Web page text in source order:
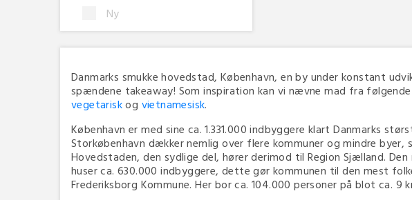
Ny
Danmarks smukke hovedstad, København, en by under konstant
spændene takeaway! Som inspiration kan vi nævne mad fra
vegetariskog vietnamesisk.
København er med sine ca. 1.331.000 indbyggere klart Danmarks
Storkøbenhavn dækker nemlig over flere kommuner og mindre byer,
Hovedstaden, den sydlige del, hører derimod til Region Sjælland.
huser ca. 630.000 indbyggere, dette gør kommunen til den mest
Frederiksborg Kommune. Her bor ca. 104.000 personer på blot ca. 9